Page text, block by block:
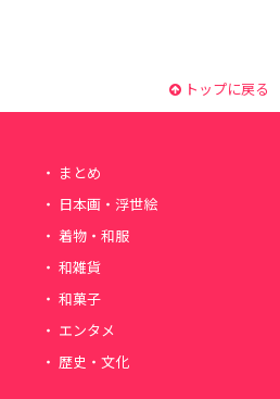
トップに戻る
まとめ
日本画・浮世絵
着物・和服
和雑貨
和菓子
エンタメ
歴史・文化